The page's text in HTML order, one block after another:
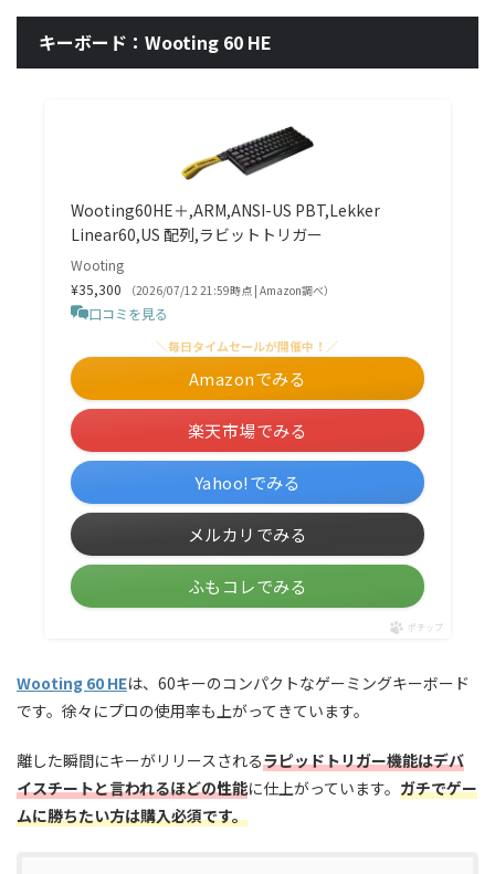
キーボード：Wooting 60 HE
Wooting60HE＋,ARM,ANSI-US PBT,Lekker
Linear60,US 配列,ラビットトリガー
Wooting
¥35,300
（2026/07/12 21:59時点 | Amazon調べ）
口コミを見る
＼毎日タイムセールが開催中！／
Amazonでみる
楽天市場でみる
Yahoo!でみる
メルカリでみる
ふもコレでみる
ポチップ
Wooting 60 HEは、60キーのコンパクトなゲーミングキーボード
です。徐々にプロの使用率も上がってきています。
離した瞬間にキーがリリースされるラピッドトリガー機能はデバ
イスチートと言われるほどの性能に仕上がっています。 ガチでゲー
ムに勝ちたい方は購入必須です。